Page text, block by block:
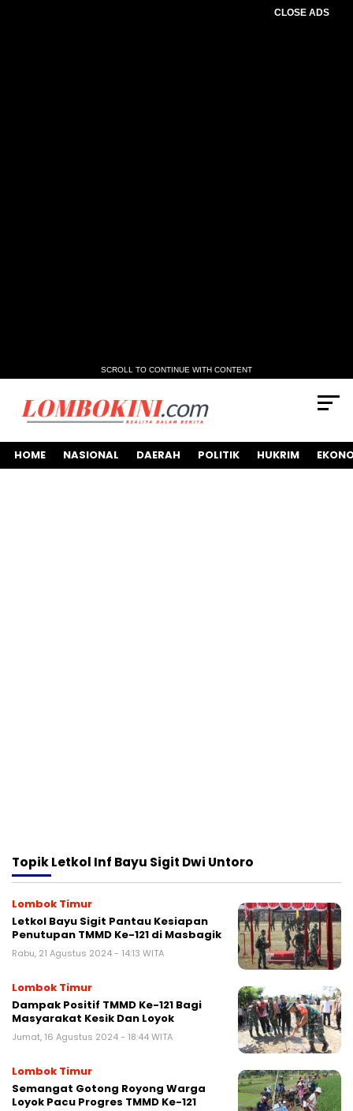
CLOSE ADS
SCROLL TO CONTINUE WITH CONTENT
HOME NASIONAL DAERAH POLITIK HUKRIM
TopikLetkol Inf Bayu Sigit Dwi Untoro
Lombok Timur
Letkol Bayu Sigit Pantau Kesiapan
Penutupan TMMD Ke-121 di Masbagik
Rabu, 21 Agustus 2024 - 14:13 WITA
Lombok Timur
Dampak Positif TMMD Ke-121 Bagi
Masyarakat Kesik Dan Loyok
Jumat, 16 Agustus 2024 - 18:44 WITA
Lombok Timur
Semangat Gotong Royong Warga
Loyok Pacu Progres TMMD Ke-121